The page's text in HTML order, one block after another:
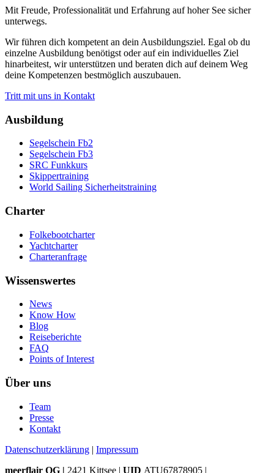
Mit Freude, Professionalität und Erfahrung auf hoher See sicher
unterwegs.
Wir führen dich kompetent an dein Ausbildungsziel. Egal ob du
einzelne Ausbildung benötigst oder auf ein individuelles Ziel
hinarbeitest, wir unterstützen und beraten dich auf deinem Weg
deine Kompetenzen bestmöglich auszubauen.
Tritt mit uns in Kontakt
Ausbildung
Segelschein Fb2
Segelschein Fb3
SRC Funkkurs
Skippertraining
World Sailing Sicherheitstraining
Charter
Folkebootcharter
Yachtcharter
Charteranfrage
Wissenswertes
News
Know How
Blog
Reiseberichte
FAQ
Points of Interest
Über uns
Team
Presse
Kontakt
Datenschutzerklärung | Impressum
meerflair OG | 2421 Kittsee | UID ATU67878905 |